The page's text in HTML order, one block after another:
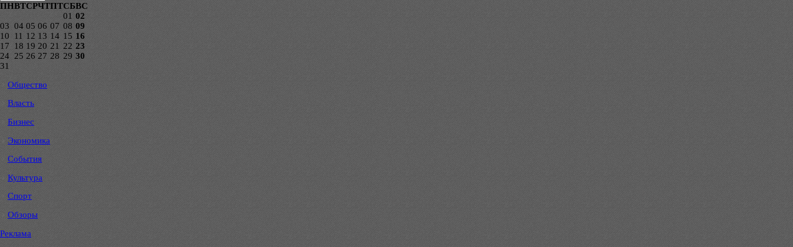
ПНВТСРЧТПТСБВС
01 02
03 04 05 06 07 08 09
10
11 12 13 14 15 16
17
18 19 20 21 22 23
24 25 26 27 28 29 30
31
Общество
Власть
Бизнес
Экономика
События
Культура
Спорт
Обзоры
Реклама